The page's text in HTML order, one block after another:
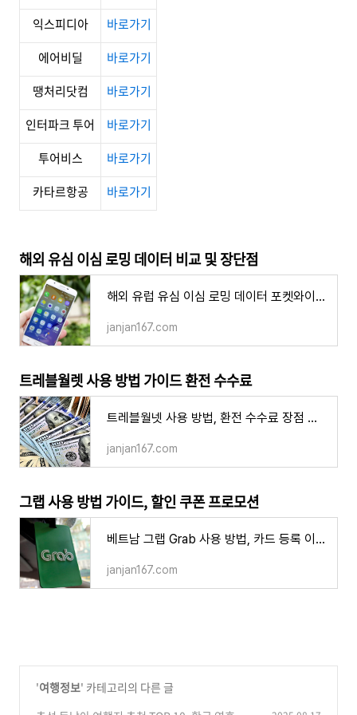
익스피디아
바로가기
에어비딜
바로가기
땡처리닷컴
바로가기
인터파크 투어
바로가기
투어비스
바로가기
카타르항공
바로가기
해외 유심 이심 로밍 데이터 비교 및 장단점
해외 유럽 유심 이심 로밍 데이터 포켓와이파이 비교 장점과 단점 준비물 여행
janjan167.com
트레블월렛 사용 방법 가이드 환전 수수료
트레블월넷 사용 방법, 환전 수수료 장점 단점 ATM 출금 재환전 주의할 점
janjan167.com
그랩 사용 방법 가이드, 할인 쿠폰 프로모션
베트남 그랩 Grab 사용 방법, 카드 등록 이용 요금 할인 쿠폰 주의사항
janjan167.com
'여행정보' 카테고리의 다른 글